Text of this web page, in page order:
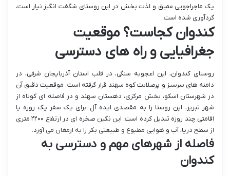
یک ماجراجویی عمیق و لذت بخش در این روستای شگفت انگیز نیاز است،
گردآوری شده است.
کندوان کجاست؟ موقعیت
جغرافیایی و راه های دسترسی
روستای کندوان، این اعجوبه سنگی، در قلب استان آذربایجان شرقی، در
دامنه های سرسبز و پرصلابت کوه سهند قرار گرفته است. موقعیت دقیق آن
در شهرستان اسکو، بخش مرکزی، دهستان سهند و در فاصله ای کوتاه از
شهر تبریز، این روستا را به مقصدی ایده آل برای یک سفر یک روزه یا
اقامتی چند روزه تبدیل کرده است. این نگین صخره ای در ارتفاع ۲۲۰۰ متری
از سطح دریا، آب و هوایی مطبوع و طبیعتی بکر را به ارمغان می آورد.
فاصله از شهرهای مهم و دسترسی به
کندوان